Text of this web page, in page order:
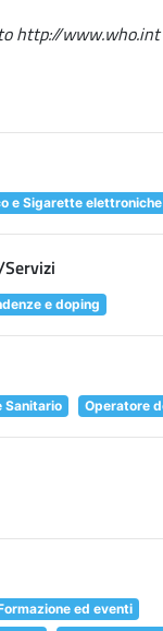
http://www.who.int
e Sigarette elettroniche
e doping
Sanitario Operatore
ed eventi